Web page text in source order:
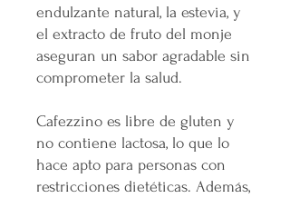
endulzante natural, la estevia, y
el extracto de fruto del monje
aseguran un sabor agradable sin
comprometer la salud.
Cafezzino es libre de gluten y
no contiene lactosa, lo que lo
hace apto para personas con
restricciones dietéticas. Además,